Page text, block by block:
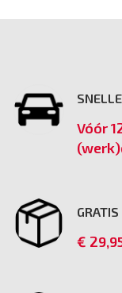
Vóór
€